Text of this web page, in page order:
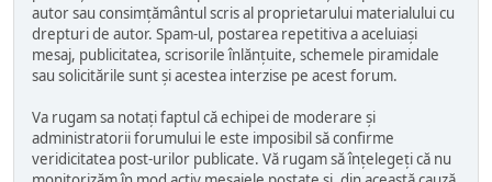
autor sau consimțământul scris al proprietarului materialului cu
drepturi de autor. Spam-ul, postarea repetitiva a aceluiași
mesaj, publicitatea, scrisorile înlănțuite, schemele piramidale
sau solicitările sunt și acestea interzise pe acest forum.
Va rugam sa notați faptul că echipei de moderare și
administratorii forumului le este imposibil să confirme
veridicitatea post-urilor publicate. Vă rugam să înțelegeți că nu